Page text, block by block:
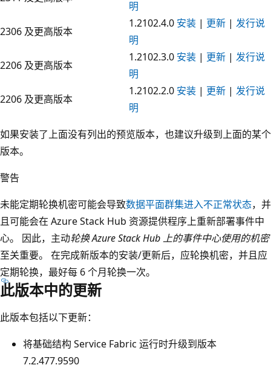
明
2306 及更高版本
1.2102.4.0 安装 | 更新 | 发行说
明
2206 及更高版本
1.2102.3.0 安装 | 更新 | 发行说
明
2206 及更高版本
1.2102.2.0 安装 | 更新 | 发行说
明
如果安装了上面没有列出的预览版本，也建议升级到上面的某个
版本。
警告
未能定期轮换机密可能会导致数据平面群集进入不正常状态，并
且可能会在 Azure Stack Hub 资源提供程序上重新部署事件中
心。 因此，主动轮换 Azure Stack Hub 上的事件中心使用的机密
至关重要。 在完成新版本的安装/更新后，应轮换机密，并且应
定期轮换，最好每 6 个月轮换一次。
此版本中的更新
此版本包括以下更新：
将基础结构 Service Fabric 运行时升级到版本
7.2.477.9590